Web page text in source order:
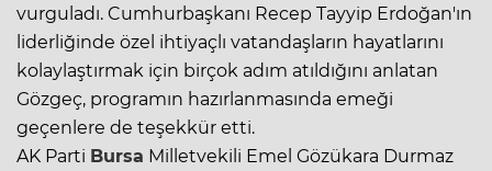
vurguladı. Cumhurbaşkanı Recep Tayyip Erdoğan'ın
liderliğinde özel ihtiyaçlı vatandaşların hayatlarını
kolaylaştırmak için birçok adım atıldığını anlatan
Gözgeç, programın hazırlanmasında emeği
geçenlere de teşekkür etti.
AK Parti Bursa Milletvekili Emel Gözükara Durmaz